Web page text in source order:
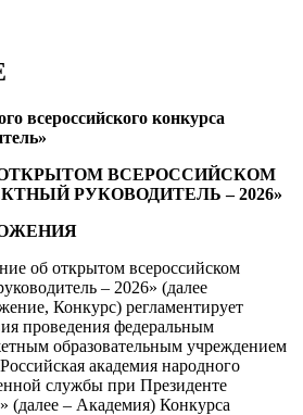
всероссийского конкурса
ВСЕРОССИЙСКОМ
РУКОВОДИТЕЛЬ – 2026»
об открытом всероссийском
– 2026» (далее
Конкурс) регламентирует
проведения федеральным
образовательным учреждением
академия народного
службы при Президенте
(далее – Академия) Конкурса